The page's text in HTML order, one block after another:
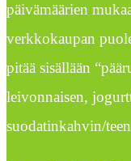
päivämäärien
verkkokaupan
pitää sisällään
leivonnaisen,
suodatinkahvin/